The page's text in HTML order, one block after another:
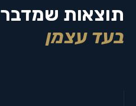
תוצאות
בעד עצמן